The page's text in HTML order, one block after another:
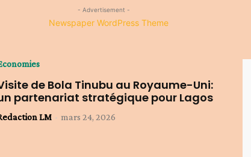
- Advertisement -
de Bola Tinubu au Royaume-Uni:
partenariat stratégique pour Lagos
LM - mars 24, 2026